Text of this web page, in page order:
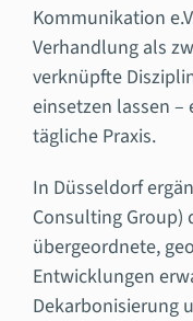
Kommunikation
Verhandlung als
verknüpfte
einsetzen lassen
tägliche Praxis.
In Düsseldorf
Consulting Group)
übergeordnete,
Entwicklungen
Dekarbonisierung